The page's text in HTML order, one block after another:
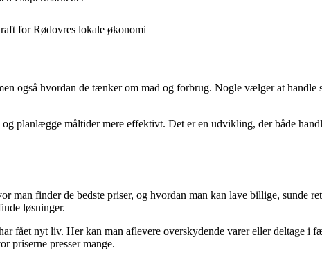
for Rødovres lokale økonomi
også hvordan de tænker om mad og forbrug. Nogle vælger at handle
planlægge måltider mere effektivt. Det er en udvikling, der både
man finder de bedste priser, og hvordan man kan lave billige, sunde
løsninger.
fået nyt liv. Her kan man aflevere overskydende varer eller deltage i
priserne presser mange.